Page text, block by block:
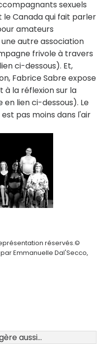
sexuels
le Canada qui fait parler
amateurs
autre association
frivole à travers
ci-dessous). Et,
Fabrice Sabre expose
à la réflexion sur la
lien ci-dessous). Le
pas moins dans l'air
réservés.©
Emmanuelle Dal'Secco,
aussi...